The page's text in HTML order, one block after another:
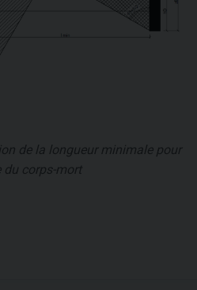
de la longueur minimale pour
du corps-mort